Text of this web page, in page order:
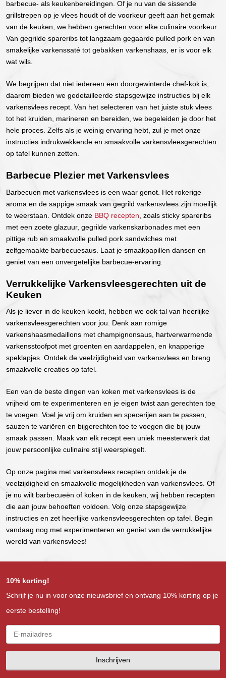
barbecue- als keukenbereidingen. Of je nu van de sissende
grillstrepen op je vlees houdt of de voorkeur geeft aan het gemak
van de keuken, we hebben gerechten voor elke culinaire voorkeur.
Van gegrilde spareribs tot langzaam gegaarde pulled pork en van
smakelijke varkenssaté tot gebakken varkenshaas, er is voor elk
wat wils.
We begrijpen dat niet iedereen een doorgewinterde chef-kok is,
daarom bieden we gedetailleerde stapsgewijze instructies bij elk
varkensvlees recept. Van het selecteren van het juiste stuk vlees
tot het kruiden, marineren en bereiden, we begeleiden je door het
hele proces. Zelfs als je weinig ervaring hebt, zul je met onze
instructies indrukwekkende en smaakvolle varkensvleesgerechten
op tafel kunnen zetten.
Barbecue Plezier met Varkensvlees
Barbecuen met varkensvlees is een waar genot. Het rokerige
aroma en de sappige smaak van gegrild varkensvlees zijn moeilijk
te weerstaan. Ontdek onze BBQ recepten , zoals sticky spareribs
met een zoete glazuur, gegrilde varkenskarbonades met een
pittige rub en smaakvolle pulled pork sandwiches met
zelfgemaakte barbecuesaus. Laat je smaakpapillen dansen en
geniet van een onvergetelijke barbecue-ervaring.
Verrukkelijke Varkensvleesgerechten uit de
Keuken
Als je liever in de keuken kookt, hebben we ook tal van heerlijke
varkensvleesgerechten voor jou. Denk aan romige
varkenshaasmedaillons met champignonsaus, hartverwarmende
varkensstoofpot met groenten en aardappelen, en knapperige
speklapjes. Ontdek de veelzijdigheid van varkensvlees en breng
smaakvolle creaties op tafel.
Een van de beste dingen van koken met varkensvlees is de
vrijheid om te experimenteren en je eigen twist aan gerechten toe
te voegen. Voel je vrij om kruiden en specerijen aan te passen,
sauzen te variëren en bijgerechten toe te voegen die bij jouw
smaak passen. Maak van elk recept een uniek meesterwerk dat
jouw persoonlijke culinaire stijl weerspiegelt.
Op onze pagina met varkensvlees recepten ontdek je de
veelzijdigheid en smaakvolle mogelijkheden van varkensvlees. Of
je nu wilt barbecueën of koken in de keuken, wij hebben recepten
die aan jouw behoeften voldoen. Volg onze stapsgewijze
instructies en zet heerlijke varkensvleesgerechten op tafel. Begin
vandaag nog met experimenteren en geniet van de verrukkelijke
wereld van varkensvlees!
10% korting!
Schrijf je nu in voor onze nieuwsbrief en ontvang 10% korting op je
eerste bestelling!
Inschrijven